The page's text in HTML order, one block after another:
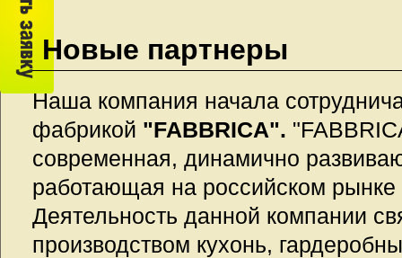
Новые партнеры
Наша компания начала
фабрикой "FABBRICA".
современная, динамично
работающая на российском рынке
Деятельность данной компании
производством кухонь,